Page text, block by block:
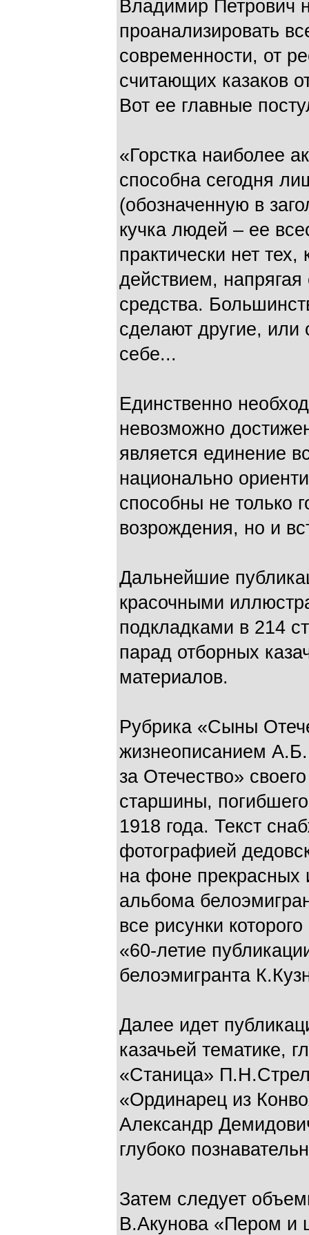
Владимир Петрович
проанализировать
современности, от
считающих казаков
Вот ее главные
«Горстка наиболее
способна сегодня
(обозначенную в
кучка людей – ее
практически нет
действием,
средства.
сделают другие, или
себе...
Единственно
невозможно
является единение
национально
способны не только
возрождения, но и
Дальнейшие
красочными
подкладками в 214
парад отборных
материалов.
Рубрика «Сыны
жизнеописанием
за Отечество»
старшины,
1918 года. Текст
фотографией
на фоне прекрасных
альбома
все рисунки
«60-летие
белоэмигранта
Далее идет
казачьей тематике,
«Станица»
«Ординарец из
Александр
глубоко
Затем следует
В.Акунова «Пером и